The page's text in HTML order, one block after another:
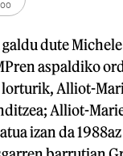
dute
aspaldiko
lorturik, Alliot-
Alliot-
izan da